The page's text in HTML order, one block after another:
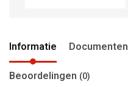
Informatie Documenten
Beoordelingen (0)